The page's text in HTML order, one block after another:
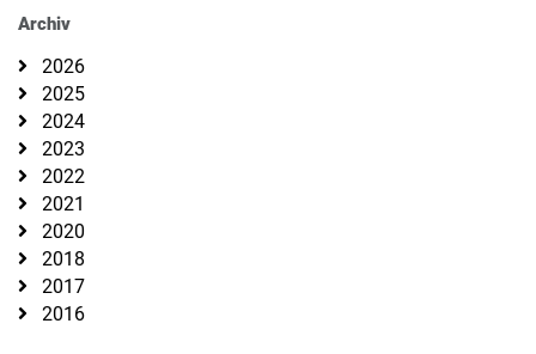
Archiv
2026
2025
2024
2023
2022
2021
2020
2018
2017
2016